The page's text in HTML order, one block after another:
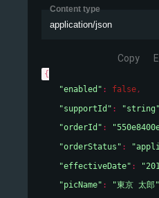
Content type
application/json
Copy
{
"enabled" : false,
"supportId" : "string"
"orderId" :
"orderStatus" :
"effectiveDate" :
"picName" : "東京 太郎"